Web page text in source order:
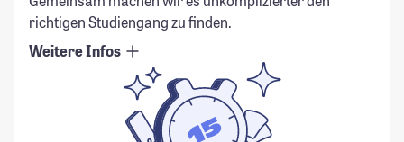
richtigen Studiengang zu finden.
Weitere Infos